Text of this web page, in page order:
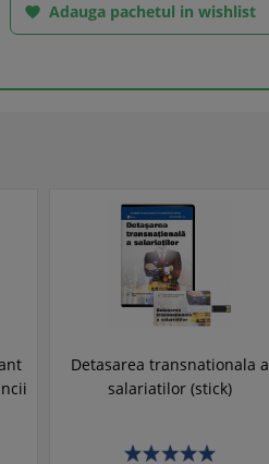
 Adauga pachetul in wishlist
Detasarea transnationala a
salariatilor (stick)